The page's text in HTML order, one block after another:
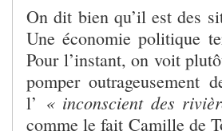
On dit bien qu’il est des
Une économie politique
Pour l’instant, on voit
pomper outrageusement
l’ « inconscient des
comme le fait Camille de